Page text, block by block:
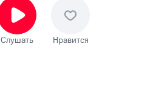
Слушать Нравится